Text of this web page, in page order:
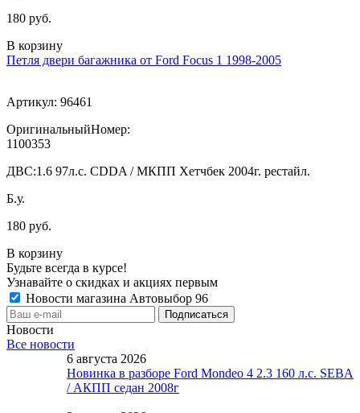
180 руб.
В корзину
Петля двери багажника от Ford Focus 1 1998-2005
Артикул: 96461
ОригинальныйНомер:
1100353
ДВС:1.6 97л.с. CDDA / МКПП Хетчбек 2004г. рестайл.
Б.у.
180 руб.
В корзину
Будьте всегда в курсе!
Узнавайте о скидках и акциях первым
Новости магазина Автовыбор 96
Новости
Все новости
6 августа 2026
Новинка в разборе Ford Mondeo 4 2.3 160 л.с. SEBA
/ АКПП седан 2008г